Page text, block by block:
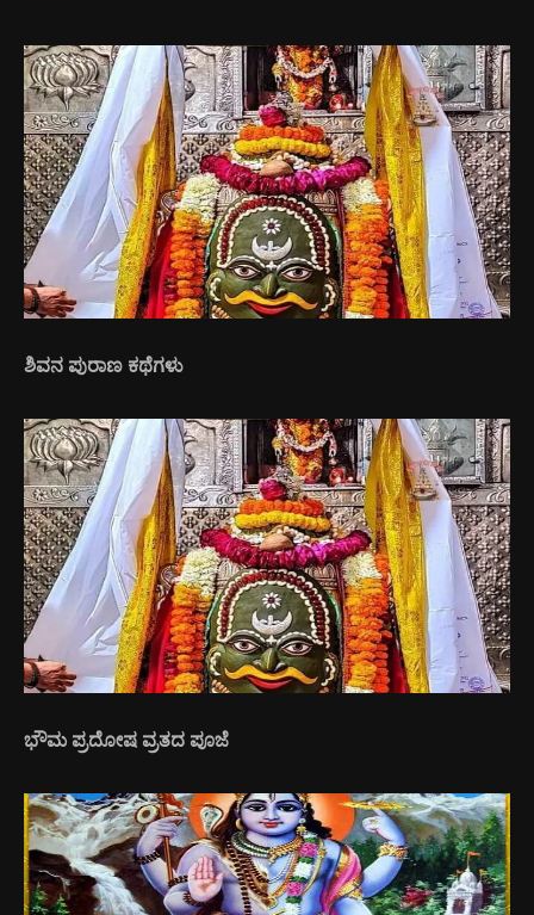
ಶಿವನ ಪುರಾಣ ಕಥೆಗಳು
ಭೌಮ ಪ್ರದೋಷ ವ್ರತದ ಪೂಜೆ